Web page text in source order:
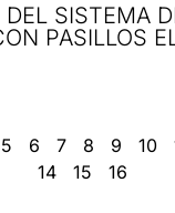
SISTEMA
PASILLOS
5 6 7 8 9 10
14
15 16